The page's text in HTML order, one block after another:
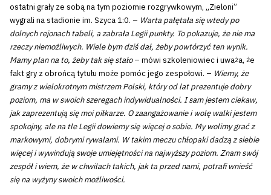
ostatni grały ze sobą na tym poziomie rozgrywkowym, „Zieloni”
wygrali na stadionie im. Szyca 1:0. – Warta pałętała się wtedy po
dolnych rejonach tabeli, a zabrała Legii punkty. To pokazuje, że nie ma
rzeczy niemożliwych. Wiele bym dziś dał, żeby powtórzyć ten wynik.
Mamy plan na to, żeby tak się stało– mówi szkoleniowiec i uważa, że
fakt gry z obrońcą tytułu może pomóc jego zespołowi. – Wiemy, że
gramy z wielokrotnym mistrzem Polski, który od lat prezentuje dobry
poziom, ma w swoich szeregach indywidualności. I sam jestem ciekaw,
jak zaprezentują się moi piłkarze. O zaangażowanie i wolę walki jestem
spokojny, ale na tle Legii dowiemy się więcej o sobie. My wolimy grać z
markowymi, dobrymi rywalami. W takim meczu chłopaki dadzą z siebie
więcej i wywindują swoje umiejętności na najwyższy poziom. Znam swój
zespół i wiem, że w chwilach takich, jak ta przed nami, potrafi wnieść
się na wyżyny swoich możliwości.